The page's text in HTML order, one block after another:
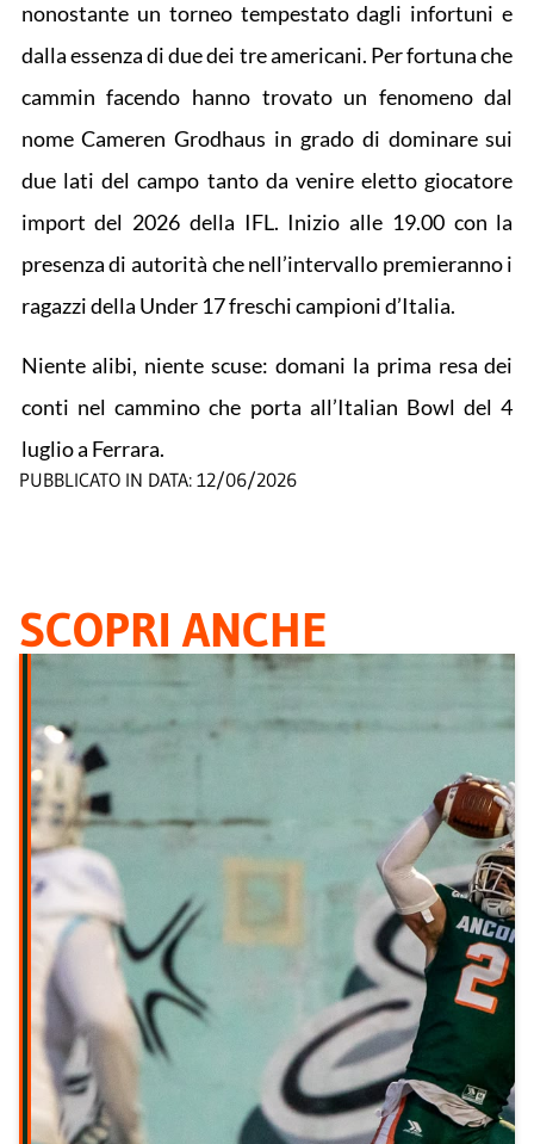
nonostante un torneo tempestato dagli infortuni e
dalla essenza di due dei tre americani. Per fortuna che
cammin facendo hanno trovato un fenomeno dal
nome Cameren Grodhaus in grado di dominare sui
due lati del campo tanto da venire eletto giocatore
import del 2026 della IFL. Inizio alle 19.00 con la
presenza di autorità che nell’intervallo premieranno i
ragazzi della Under 17 freschi campioni d’Italia.
Niente alibi, niente scuse: domani la prima resa dei
conti nel cammino che porta all’Italian Bowl del 4
luglio a Ferrara.
PUBBLICATO IN DATA: 12/06/2026
SCOPRI ANCHE